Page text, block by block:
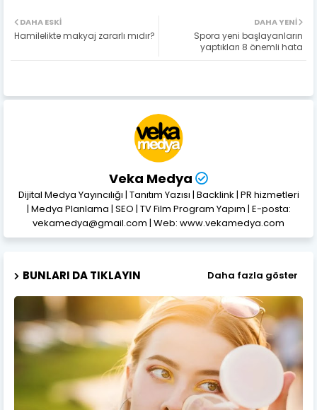
DAHA YENI
Spora yeni başlayanların
yaptıkları 8 önemli hata
DAHA ESKI
Hamilelikte makyaj zararlı mıdır?
Veka Medya
Dijital Medya Yayıncılığı | Tanıtım Yazısı | Backlink | PR hizmetleri
| Medya Planlama | SEO | TV Film Program Yapım | E-posta:
vekamedya@gmail.com | Web: www.vekamedya.com
BUNLARI DA TIKLAYIN Daha fazla göster